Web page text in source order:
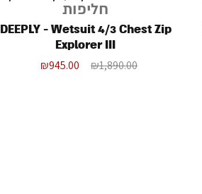
חליפות
DEEPLY - Wetsuit 4/3 Chest Zip
Explorer III
₪1,890.00
₪945.00